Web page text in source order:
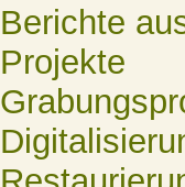
Berichte
Projekte